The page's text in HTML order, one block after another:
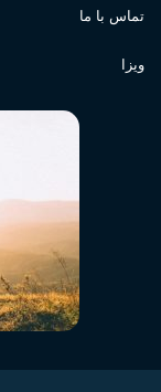
تماس با ما
ویزا